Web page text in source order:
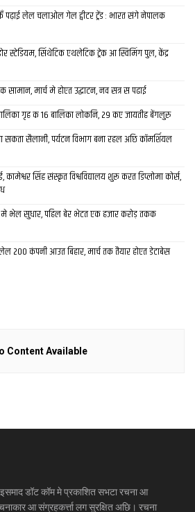
पढ़ाई लेल चलाओल गेल ट्वीटर ट्रेंड : भारत संगे नेपालक
स्‍टेडि‍यम, सिंथेटिक एथलेटिक ट्रेक आ स्विमिंग पुल, केंद्र
मार्च मे होएत उद्घाटन, नव सत्र स पढाई
गृह क 16 बालिका लोकनि, 29 कए जायतीह बेंगलुरु
सैलानी, पर्यटन विभाग बना रहल अछि कॉमर्शियल
सिंह संस्कृत विश्वविद्यालय शुरू करत डिप्लोमा कोर्स,
मे भेल सुधार, पहिल बेर भेटत एक हजार करोड़ तकक
200 कंपनी आउत बिहार, मार्च तक तैयार होएत डेटाबेस
Content Available
इसमाद डॉट कॉम मे प्रकाशित सभटा रचना आ
आ संग्रहकर्त्ता लग सुरक्षित अछि। रचना